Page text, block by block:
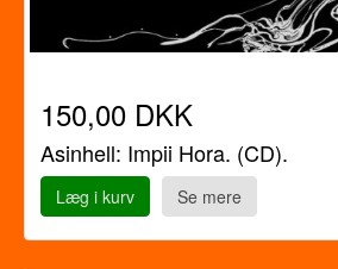
150,00 DKK
Asinhell: Impii Hora. (CD).
Læg i kurv Se mere